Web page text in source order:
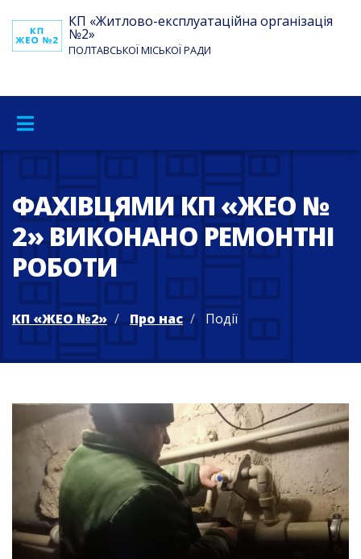
КП «Житлово-експлуатаційна організація
№2»
ПОЛТАВСЬКОЇ МІСЬКОЇ РАДИ
ФАХІВЦЯМИ КП «ЖЕО №
2» ВИКОНАНО РЕМОНТНІ
РОБОТИ
КП «ЖЕО №2» Про нас Події